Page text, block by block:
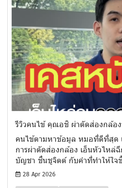
รีวิวคนไข้ คุณอชิ ผ่าตัดส่องกล้อ
คนไข้ตามหาข้อมูล หมอที่ดีที่สุด
การผ่าตัดส่องกล้อง เอ็นหัวไห
บัญชา ชื่นชูจิตต์ กับคำที่ทำให้ใจ
28 Apr 2026